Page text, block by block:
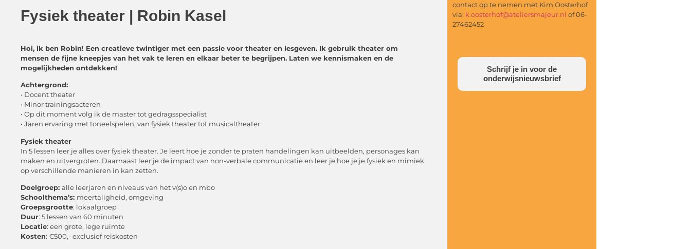
Fysiek theater | Robin Kasel
Hoi, ik ben Robin! Een creatieve twintiger met een passie voor theater en lesgeven. Ik gebruik theater om
mensen de fijne kneepjes van het vak te leren en elkaar beter te begrijpen. Laten we kennismaken en de
mogelijkheden ontdekken!
Achtergrond:
• Docent theater
• Minor trainingsacteren
• Op dit moment volg ik de master tot gedragsspecialist
• Jaren ervaring met toneelspelen, van fysiek theater tot musicaltheater
Fysiek theater
In 5 lessen leer je alles over fysiek theater. Je leert hoe je zonder te praten handelingen kan uitbeelden, personages kan
maken en uitvergroten. Daarnaast leer je de impact van non-verbale communicatie en leer je hoe je je fysiek en mimiek
op verschillende manieren in kan zetten.
Doelgroep: alle leerjaren en niveaus van het v(s)o en mbo
Schoolthema’s: meertaligheid, omgeving
Groepsgrootte: lokaalgroep
Duur: 5 lessen van 60 minuten
Locatie: een grote, lege ruimte
Kosten: €500,- exclusief reiskosten
contact op te nemen met Kim Oosterhof
via: k.oosterhof@ateliersmajeur.nl of 06-
27462452
Schrijf je in voor de
onderwijsnieuwsbrief